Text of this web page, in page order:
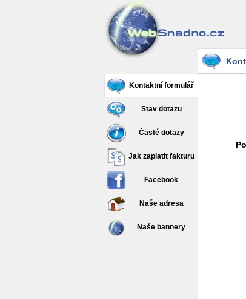
Kontaktní formulář
Stav dotazu
Časté dotazy
Jak zaplatit fakturu
Facebook
Naše adresa
Naše bannery